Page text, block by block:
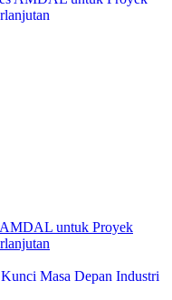
AMDAL untuk Proyek